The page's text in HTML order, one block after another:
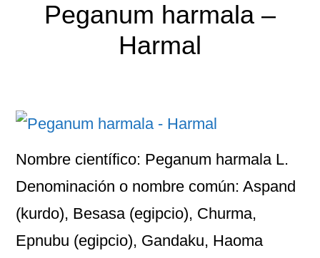
Peganum harmala –
Harmal
Nombre científico: Peganum harmala L.
Denominación o nombre común: Aspand
(kurdo), Besasa (egipcio), Churma,
Epnubu (egipcio), Gandaku, Haoma